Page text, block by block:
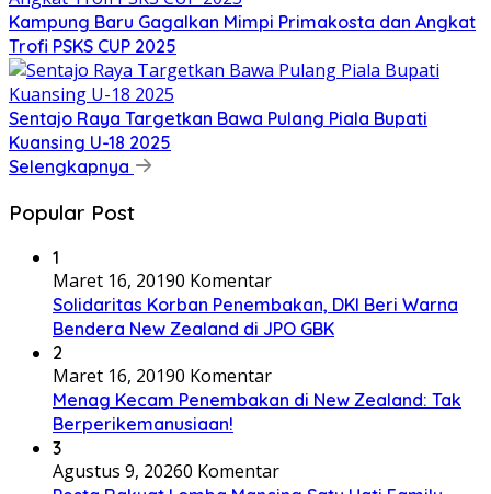
Kampung Baru Gagalkan Mimpi Primakosta dan Angkat
Trofi PSKS CUP 2025
Sentajo Raya Targetkan Bawa Pulang Piala Bupati
Kuansing U-18 2025
Selengkapnya
Popular Post
1
Maret 16, 20190 Komentar
Solidaritas Korban Penembakan, DKI Beri Warna
Bendera New Zealand di JPO GBK
2
Maret 16, 20190 Komentar
Menag Kecam Penembakan di New Zealand: Tak
Berperikemanusiaan!
3
Agustus 9, 20260 Komentar